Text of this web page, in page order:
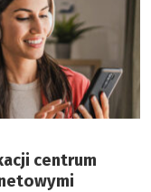
centrum